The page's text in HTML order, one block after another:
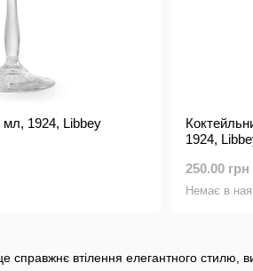
справжнє втілення елегантного стилю,
1924, Libbey
1924,
250.00 грн
Немає в